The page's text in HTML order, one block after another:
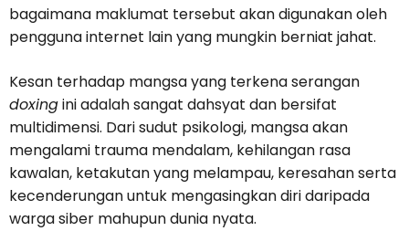
bagaimana maklumat tersebut akan digunakan oleh
pengguna internet lain yang mungkin berniat jahat.
Kesan terhadap mangsa yang terkena serangan
doxingini adalah sangat dahsyat dan bersifat
multidimensi. Dari sudut psikologi, mangsa akan
mengalami trauma mendalam, kehilangan rasa
kawalan, ketakutan yang melampau, keresahan serta
kecenderungan untuk mengasingkan diri daripada
warga siber mahupun dunia nyata.